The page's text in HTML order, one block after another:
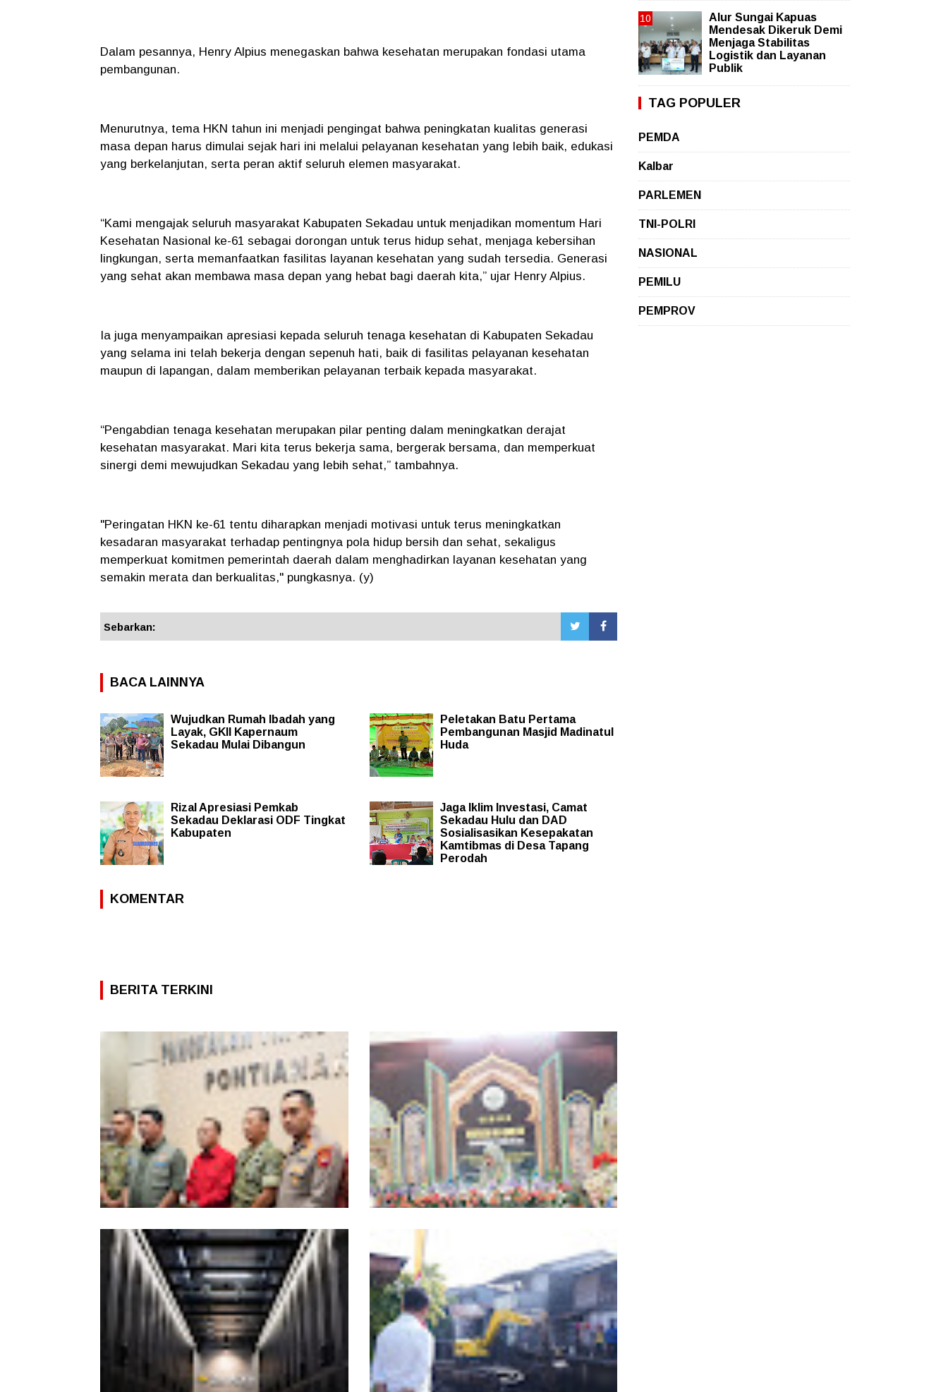
Dalam pesannya, Henry Alpius menegaskan bahwa kesehatan merupakan fondasi utama
pembangunan.
Menurutnya, tema HKN tahun ini menjadi pengingat bahwa peningkatan kualitas generasi
masa depan harus dimulai sejak hari ini melalui pelayanan kesehatan yang lebih baik, edukasi
yang berkelanjutan, serta peran aktif seluruh elemen masyarakat.
“Kami mengajak seluruh masyarakat Kabupaten Sekadau untuk menjadikan momentum Hari
Kesehatan Nasional ke-61 sebagai dorongan untuk terus hidup sehat, menjaga kebersihan
lingkungan, serta memanfaatkan fasilitas layanan kesehatan yang sudah tersedia. Generasi
yang sehat akan membawa masa depan yang hebat bagi daerah kita,” ujar Henry Alpius.
Ia juga menyampaikan apresiasi kepada seluruh tenaga kesehatan di Kabupaten Sekadau
yang selama ini telah bekerja dengan sepenuh hati, baik di fasilitas pelayanan kesehatan
maupun di lapangan, dalam memberikan pelayanan terbaik kepada masyarakat.
“Pengabdian tenaga kesehatan merupakan pilar penting dalam meningkatkan derajat
kesehatan masyarakat. Mari kita terus bekerja sama, bergerak bersama, dan memperkuat
sinergi demi mewujudkan Sekadau yang lebih sehat,” tambahnya.
"Peringatan HKN ke-61 tentu diharapkan menjadi motivasi untuk terus meningkatkan
kesadaran masyarakat terhadap pentingnya pola hidup bersih dan sehat, sekaligus
memperkuat komitmen pemerintah daerah dalam menghadirkan layanan kesehatan yang
semakin merata dan berkualitas," pungkasnya. (y)
Sebarkan:
BACA LAINNYA
Wujudkan Rumah Ibadah yang
Layak, GKII Kapernaum
Sekadau Mulai Dibangun
Peletakan Batu Pertama
Pembangunan Masjid Madinatul
Huda
Rizal Apresiasi Pemkab
Sekadau Deklarasi ODF Tingkat
Kabupaten
Jaga Iklim Investasi, Camat
Sekadau Hulu dan DAD
Sosialisasikan Kesepakatan
Kamtibmas di Desa Tapang
Perodah
KOMENTAR
BERITA TERKINI
Kesiapsiagaan Total Pemprov Kalbar
Hadapi Karhutla
19 Kafilah Pontianak Melaju ke Final MTQ
Kalbar ke-34
Alur Sungai Kapuas
Mendesak Dikeruk Demi
Menjaga Stabilitas
Logistik dan Layanan
Publik
TAG POPULER
PEMDA
Kalbar
PARLEMEN
TNI-POLRI
NASIONAL
PEMILU
PEMPROV